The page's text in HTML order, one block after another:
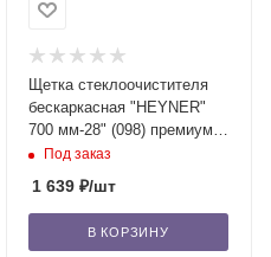
Щетка стеклоочистителя
бескаркасная "HEYNER"
700 мм-28" (098) премиум,
с доп. резинкой, 1 шт. /50
Под заказ
1 639₽/шт
В КОРЗИНУ